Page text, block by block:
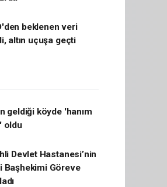
beklenen veri
altın uçuşa geçti
geldiği köyde 'hanım
oldu
Devlet Hastanesi’nin
Başhekimi Göreve